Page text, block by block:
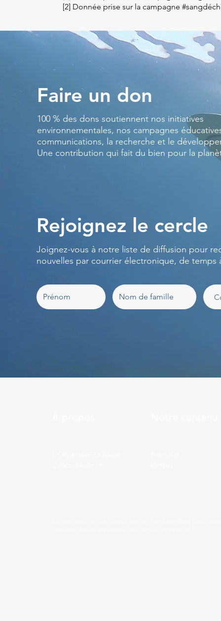
[2] Donnée prise sur la campagne
Faire un don
100 % des dons soutiennent nos initiatives
environnementales, nos campagnes
communications, la recherche et le
Une contribution qui fait du bien pour la
Rejoignez le cercle
Joignez-vous à notre liste de diffusion pour
nouvelles par courrier électronique, de temps